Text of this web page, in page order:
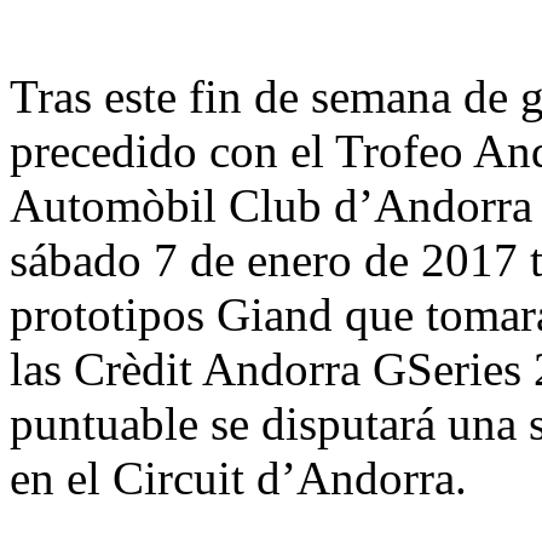
Tras este fin de semana de
precedido con el Trofeo
Automòbil Club
sábado 7 de enero de
prototipos Giand que
las Crèdit Andorra GSeries
puntuable se disputará una
en el Circuit d’Andorra.